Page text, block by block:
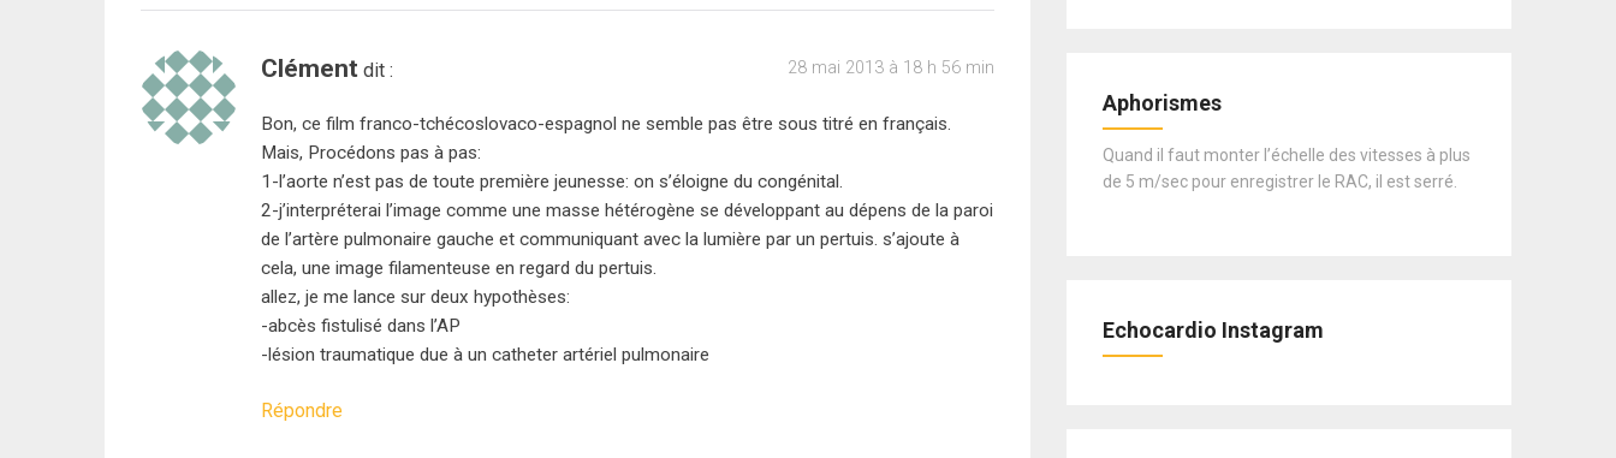
Clément dit : 28 mai 2013 à 18 h 56 min
Bon, ce film franco-tchécoslovaco-espagnol ne semble pas être sous titré en français.
Mais, Procédons pas à pas:
1-l’aorte n’est pas de toute première jeunesse: on s’éloigne du congénital.
2-j’interpréterai l’image comme une masse hétérogène se développant au dépens de la paroi
de l’artère pulmonaire gauche et communiquant avec la lumière par un pertuis. s’ajoute à
cela, une image filamenteuse en regard du pertuis.
allez, je me lance sur deux hypothèses:
-abcès fistulisé dans l’AP
-lésion traumatique due à un catheter artériel pulmonaire
Répondre
Aphorismes
Quand il faut monter l’échelle des vitesses à plus
de 5 m/sec pour enregistrer le RAC, il est serré.
Echocardio Instagram